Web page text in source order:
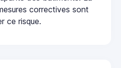
correctives sont
ce risque.